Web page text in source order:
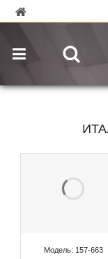
Модель: 157-663